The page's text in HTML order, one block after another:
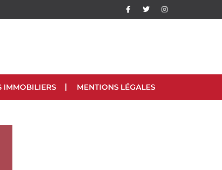
IMMOBILIERS MENTIONS LÉGALES